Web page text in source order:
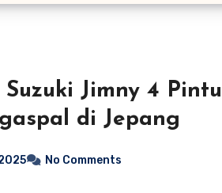
Jimny 4 Pintu
di Jepang
No Comments